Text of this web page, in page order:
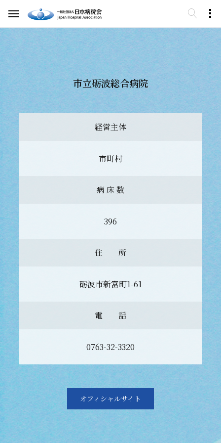
市立砺波総合病院
経営主体
市町村
病 床 数
396
住 所
砺波市新富町1-61
電 話
0763-32-3320
オフィシャルサイト